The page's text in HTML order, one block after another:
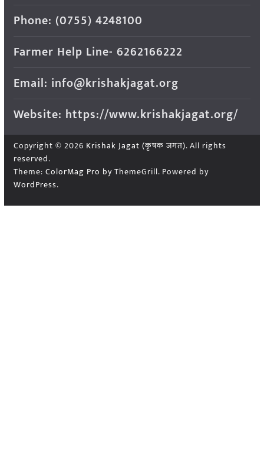
Phone: (0755) 4248100
Farmer Help Line- 6262166222
Email: info@krishakjagat.org
Website: https://www.krishakjagat.org/
Copyright © 2026 Krishak Jagat (कृषक जगत). All rights
reserved.
Theme: ColorMag Pro by ThemeGrill. Powered by
WordPress.